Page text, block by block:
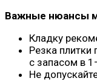
Важные нюансы
Кладку
Резка
с запасом в
Не